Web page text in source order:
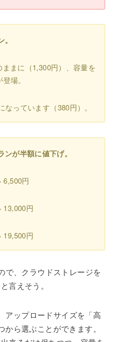
まに（1,300円）、容量を
登場。
なっています（380円）。
が半額に値下げ。
6,500円
13,000円
19,500円
で、クラウドストレージを
言えそう。
アップロードサイズを「高
ら選ぶことができます。